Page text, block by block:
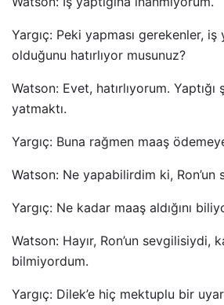
Yargıç: Peki yapması gerekenler,
olduğunu hatırlıyor musunuz?
Watson: Evet, hatırlıyorum. Yaptığı
yatmaktı.
Yargıç: Buna rağmen maaş
Watson: Ne yapabilirdim ki, Ron’un
Yargıç: Ne kadar maaş aldığını
Watson: Hayır, Ron’un sevgilisiydi,
bilmiyordum.
Yargıç: Dilek’e hiç mektuplu bir